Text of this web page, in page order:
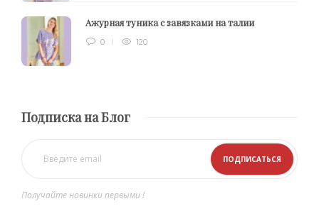
Ажурная туника с завязками на талии
0 120
Подписка на Блог
Получайте новинки первыми !